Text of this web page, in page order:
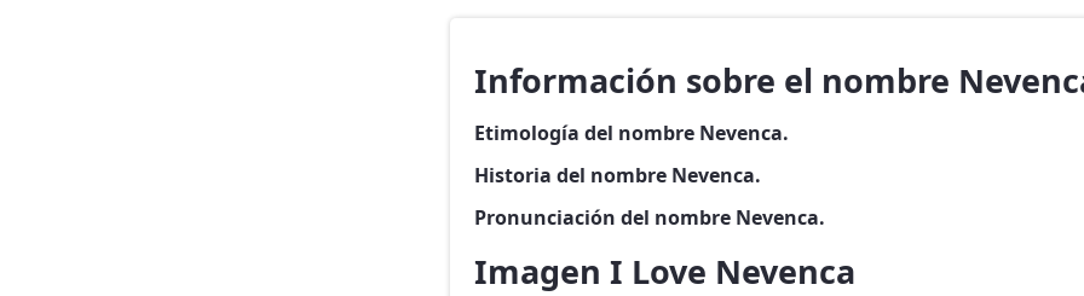
Información sobre el nombre
Etimología del nombre Nevenca.
Historia del nombre Nevenca.
Pronunciación del nombre Nevenca.
Imagen I Love Nevenca